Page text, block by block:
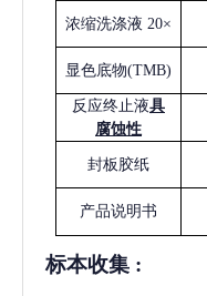
浓缩洗涤液 20×
显色底物(TMB)
反应终止液具
腐蚀性
封板胶纸
产品说明书
标本收集 :